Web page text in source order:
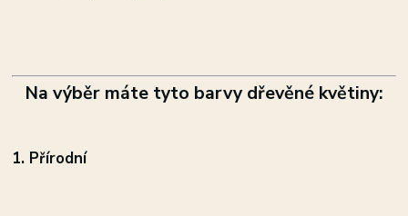
Na výběr máte tyto barvy dřevěné květiny:
1. Přírodní